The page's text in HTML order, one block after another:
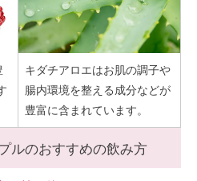
キダチアロエはお肌の調子や
腸内環境を整える成分などが
豊富に含まれています。
ルのおすすめの飲み方